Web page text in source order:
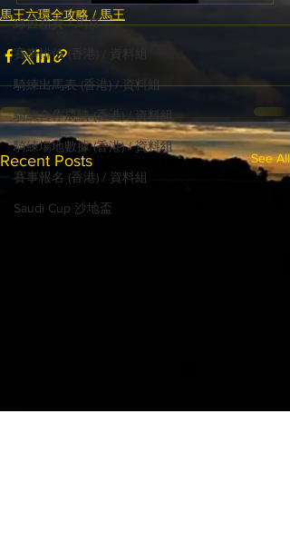
綠茵新貴 / 馬森
賽事排位 (香港) / 資料組
騎練出馬表 (香港) / 資料組
騎練合作成績 (香港) / 資料組
騎練場地數據 (香港) / 資料組
賽事報名 (香港) / 資料組
Saudi Cup 沙地盃
馬王六環全攻略 / 馬王
Recent Posts See All